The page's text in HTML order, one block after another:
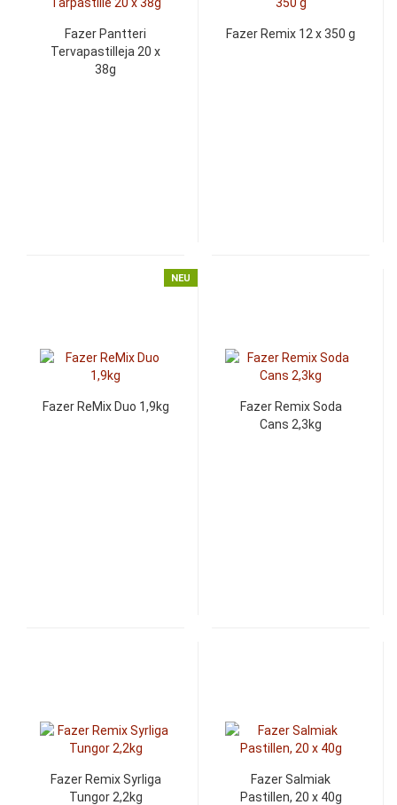
Fazer Pantteri
Tervapastilleja 20 x
38g
Fazer Remix 12 x 350 g
NEU
Fazer ReMix Duo 1,9kg
Fazer Remix Soda
Cans 2,3kg
Fazer Remix Syrliga
Tungor 2,2kg
Fazer Salmiak
Pastillen, 20 x 40g